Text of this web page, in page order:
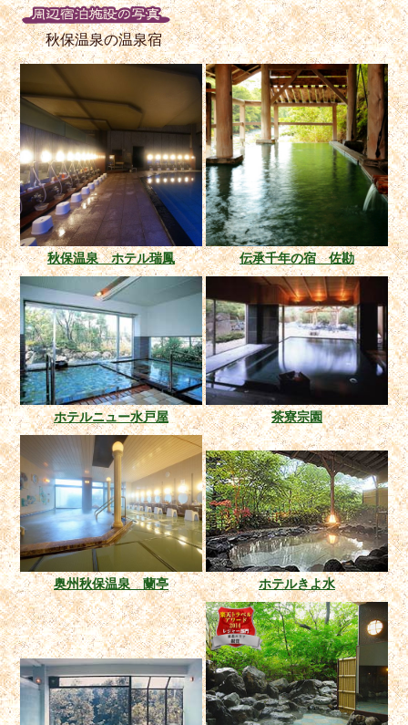
秋保温泉の温泉宿
秋保温泉 ホテル瑞鳳 伝承千年の宿 佐勘
ホテルニュー水戸屋 茶寮宗園
奥州秋保温泉 蘭亭 ホテルきよ水